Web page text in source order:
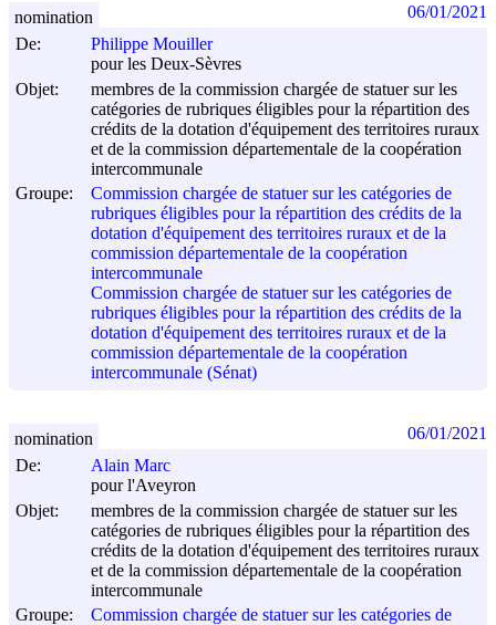
De:
Philippe Mouiller
pour les Deux-Sèvres
Objet:
membres de la commission chargée de statuer sur les
catégories de rubriques éligibles pour la répartition des
crédits de la dotation d'équipement des territoires ruraux
et de la commission départementale de la coopération
intercommunale
Groupe:
Commission chargée de statuer sur les catégories de
rubriques éligibles pour la répartition des crédits de la
dotation d'équipement des territoires ruraux et de la
commission départementale de la coopération
intercommunale
Commission chargée de statuer sur les catégories de
rubriques éligibles pour la répartition des crédits de la
dotation d'équipement des territoires ruraux et de la
commission départementale de la coopération
intercommunale (Sénat)
nomination 06/01/2021
De:
Alain Marc
pour l'Aveyron
Objet:
membres de la commission chargée de statuer sur les
catégories de rubriques éligibles pour la répartition des
crédits de la dotation d'équipement des territoires ruraux
et de la commission départementale de la coopération
intercommunale
Groupe:
Commission chargée de statuer sur les catégories de
nomination 06/01/2021